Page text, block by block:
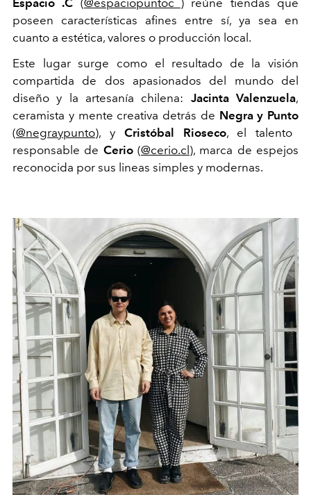
Espacio .C (@espaciopuntoc_ ) reúne tiendas que
poseen características afines entre sí, ya sea en
cuanto a estética, valores o producción local.
Este
lugarsurge como el resultado de la visión
compartida de dos apasionados del mundo del
diseño y la artesanía chilena: Jacinta Valenzuela,
ceramista ymente creativa detrás de Negra y Punto
(@negraypunto), y Cristóbal Rioseco, el talento
responsable de Cerio(@cerio.cl ), marca de espejos
reconocida por sus lineas simples y modernas.